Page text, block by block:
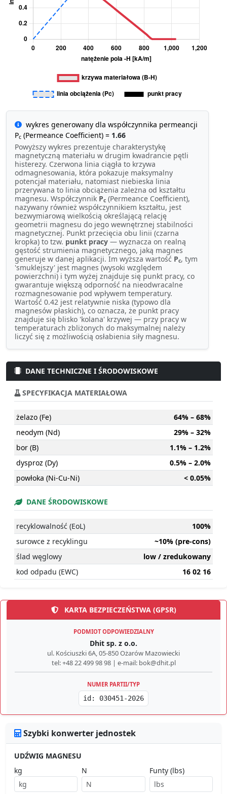
wykres generowany dla współczynnika permeancji
Pc (Permeance Coefficient) = 1.66
Powyższy wykres prezentuje charakterystykę
magnetyczną materiału w drugim kwadrancie pętli
histerezy. Czerwona linia ciągła to krzywa
odmagnesowania, która pokazuje maksymalny
potencjał materiału, natomiast niebieska linia
przerywana to linia obciążenia zależna od kształtu
magnesu. Współczynnik Pc (Permeance Coefficient),
nazywany również współczynnikiem kształtu, jest
bezwymiarową wielkością określającą relację
geometrii magnesu do jego wewnętrznej stabilności
magnetycznej. Punkt przecięcia obu linii (czarna
kropka) to tzw. punkt pracy — wyznacza on realną
gęstość strumienia magnetycznego, jaką magnes
generuje w danej aplikacji. Im wyższa wartość Pc, tym
'smuklejszy' jest magnes (wysoki względem
powierzchni) i tym wyżej znajduje się punkt pracy, co
gwarantuje większą odporność na nieodwracalne
rozmagnesowanie pod wpływem temperatury.
Wartość 0.42 jest relatywnie niska (typowo dla
magnesów płaskich), co oznacza, że punkt pracy
znajduje się blisko 'kolana' krzywej — przy pracy w
temperaturach zbliżonych do maksymalnej należy
liczyć się z możliwością osłabienia siły magnesu.
DANE TECHNICZNE I ŚRODOWISKOWE
SPECYFIKACJA MATERIAŁOWA
żelazo (Fe)
64% – 68%
neodym (Nd)
29% – 32%
bor (B)
1.1% – 1.2%
dysproz (Dy)
0.5% – 2.0%
powłoka (Ni-Cu-Ni)
< 0.05%
DANE ŚRODOWISKOWE
recyklowalność (EoL)
100%
surowce z recyklingu
~10% (pre-cons)
ślad węglowy
low / zredukowany
kod odpadu (EWC)
16 02 16
KARTA BEZPIECZEŃSTWA (GPSR)
PODMIOT ODPOWIEDZIALNY
Dhit sp. z o.o.
ul. Kościuszki 6A, 05-850 Ożarów Mazowiecki
tel: +48 22 499 98 98 | e-mail: bok@dhit.pl
NUMER PARTII/TYP
id: 030451-2026
Szybki konwerter jednostek
UDŹWIG MAGNESU
kg
N Funty (lbs)